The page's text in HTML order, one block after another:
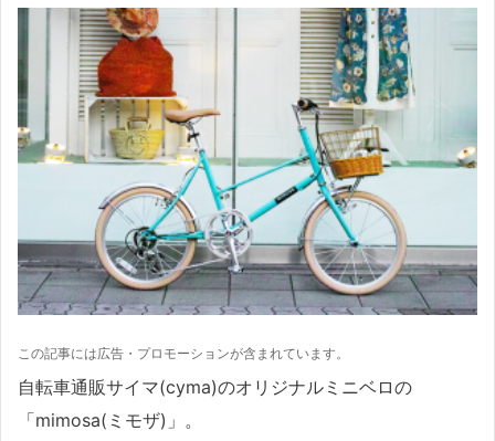
この記事には広告・プロモーションが含まれています。
自転車通販サイマ(cyma)のオリジナルミニベロの
「mimosa(ミモザ)」。